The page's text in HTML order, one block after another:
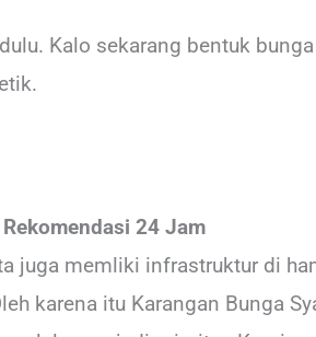
Kalo sekarang bentuk
24 Jam
juga memliki infrastruktur di
karena itu Karangan Bunga